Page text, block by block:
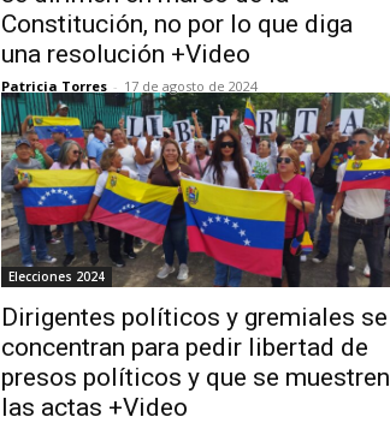
Constitución, no por lo que diga
una resolución +Video
Patricia Torres - 17 de agosto de 2024
Elecciones 2024
Dirigentes políticos y gremiales se
concentran para pedir libertad de
presos políticos y que se muestren
las actas +Video